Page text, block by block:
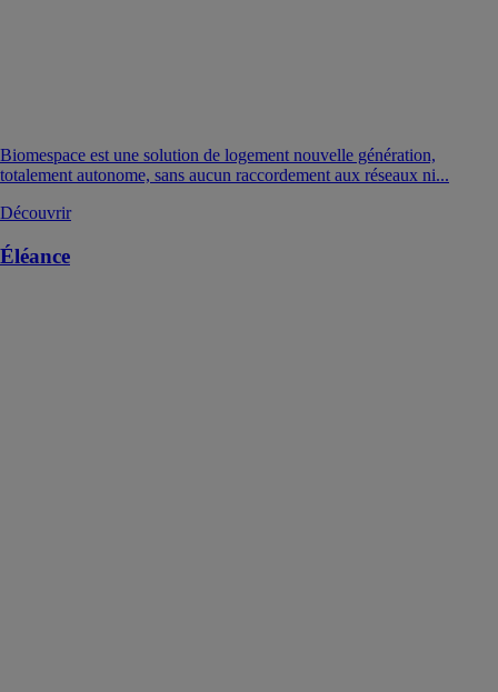
Biomespace est une solution de logement nouvelle génération,
totalement autonome, sans aucun raccordement aux réseaux ni...
Découvrir
Éléance